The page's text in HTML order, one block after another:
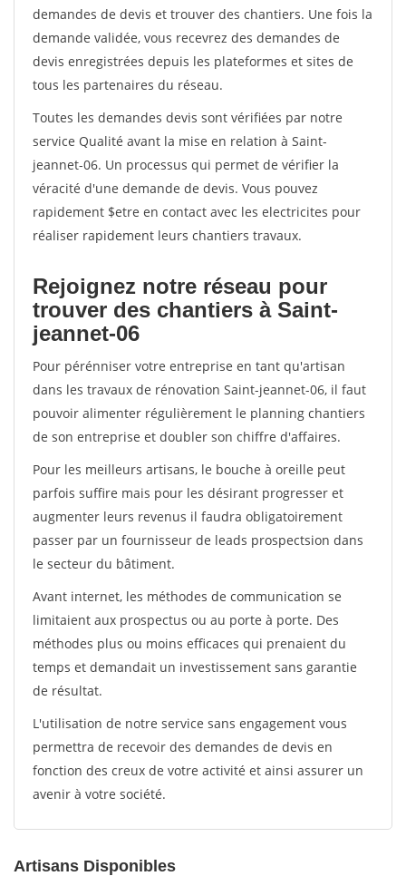
demandes de devis et trouver des chantiers. Une fois la
demande validée, vous recevrez des demandes de
devis enregistrées depuis les plateformes et sites de
tous les partenaires du réseau.
Toutes les demandes devis sont vérifiées par notre
service Qualité avant la mise en relation à Saint-
jeannet-06. Un processus qui permet de vérifier la
véracité d'une demande de devis. Vous pouvez
rapidement $etre en contact avec les electricites pour
réaliser rapidement leurs chantiers travaux.
Rejoignez notre réseau pour
trouver des chantiers à Saint-
jeannet-06
Pour pérénniser votre entreprise en tant qu'artisan
dans les travaux de rénovation Saint-jeannet-06, il faut
pouvoir alimenter régulièrement le planning chantiers
de son entreprise et doubler son chiffre d'affaires.
Pour les meilleurs artisans, le bouche à oreille peut
parfois suffire mais pour les désirant progresser et
augmenter leurs revenus il faudra obligatoirement
passer par un fournisseur de leads prospectsion dans
le secteur du bâtiment.
Avant internet, les méthodes de communication se
limitaient aux prospectus ou au porte à porte. Des
méthodes plus ou moins efficaces qui prenaient du
temps et demandait un investissement sans garantie
de résultat.
L'utilisation de notre service sans engagement vous
permettra de recevoir des demandes de devis en
fonction des creux de votre activité et ainsi assurer un
avenir à votre société.
Artisans Disponibles